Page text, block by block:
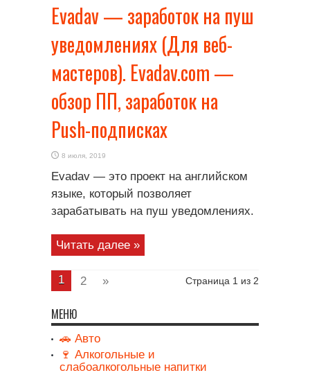
Evadav — заработок на пуш
уведомлениях (Для веб-
мастеров). Evadav.com —
обзор ПП, заработок на
Push-подписках
8 июля, 2019
Evadav — это проект на английском
языке, который позволяет
зарабатывать на пуш уведомлениях.
Читать далее »
Страница 1 из 2
1 2 »
МЕНЮ
🚗 Авто
🍷 Алкогольные и
слабоалкогольные напитки